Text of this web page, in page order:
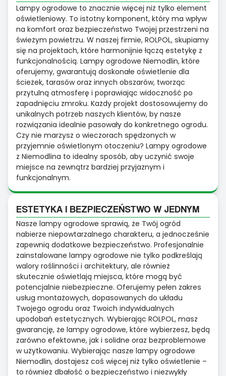
Lampy ogrodowe to znacznie więcej niż tylko element
oświetleniowy. To istotny komponent, który ma wpływ
na komfort oraz bezpieczeństwo Twojej przestrzeni na
świeżym powietrzu. W naszej firmie, ROLPOL, skupiamy
się na projektach, które harmonijnie łączą estetykę z
funkcjonalnością. Lampy ogrodowe Niemodlin, które
oferujemy, gwarantują doskonałe oświetlenie dla
ścieżek, tarasów oraz innych obszarów, tworząc
przytulną atmosferę i poprawiając widoczność po
zapadnięciu zmroku. Każdy projekt dostosowujemy do
unikalnych potrzeb naszych klientów, by nasze
rozwiązania idealnie pasowały do konkretnego ogrodu.
Czy nie marzysz o wieczorach spędzonych w
przyjemnie oświetlonym otoczeniu? Lampy ogrodowe
z Niemodlina to idealny sposób, aby uczynić swoje
miejsce na zewnątrz bardziej przyjaznym i
funkcjonalnym.
ESTETYKA I BEZPIECZEŃSTWO W JEDNYM
Nasze lampy ogrodowe sprawią, że Twój ogród
nabierze niepowtarzalnego charakteru, a jednocześnie
zapewnią dodatkowe bezpieczeństwo. Profesjonalnie
zainstalowane lampy ogrodowe nie tylko podkreślają
walory roślinności i architektury, ale również
skutecznie oświetlają miejsca, które mogą być
potencjalnie niebezpieczne. Oferujemy pełen zakres
usług montażowych, dopasowanych do układu
Twojego ogrodu oraz Twoich indywidualnych
upodobań estetycznych. Wybierając ROLPOL, masz
gwarancję, że lampy ogrodowe, które wybierzesz, będą
zarówno efektowne, jak i solidne oraz bezproblemowe
w użytkowaniu. Wybierając nasze lampy ogrodowe
Niemodlin, dostajesz coś więcej niż tylko oświetlenie –
to również dbałość o bezpieczeństwo i niezwykły